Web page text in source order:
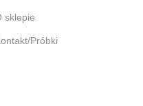
O sklepie
Kontakt/Próbki